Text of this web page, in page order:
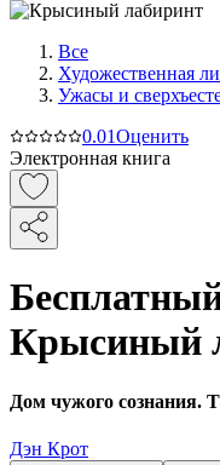
Все
Художественная
Ужасы и
0.01Оценить
Электронная книга
Крысиный
Дом чужого сознания.
Дэн Крот